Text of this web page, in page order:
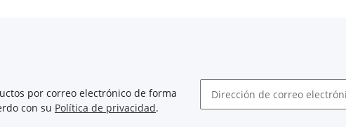
por correo electrónico de forma
con su Política de privacidad.